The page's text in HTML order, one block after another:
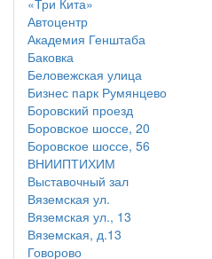
«Три Кита»
Автоцентр
Академия Генштаба
Баковка
Беловежская улица
Бизнес парк Румянцево
Боровский проезд
Боровское шоссе, 20
Боровское шоссе, 56
ВНИИПТИХИМ
Выставочный зал
Вяземская ул.
Вяземская ул., 13
Вяземская, д.13
Говорово